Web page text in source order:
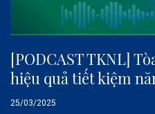
[PODCAST TKNL]
hiệu quả tiết kiệm
25/03/2025